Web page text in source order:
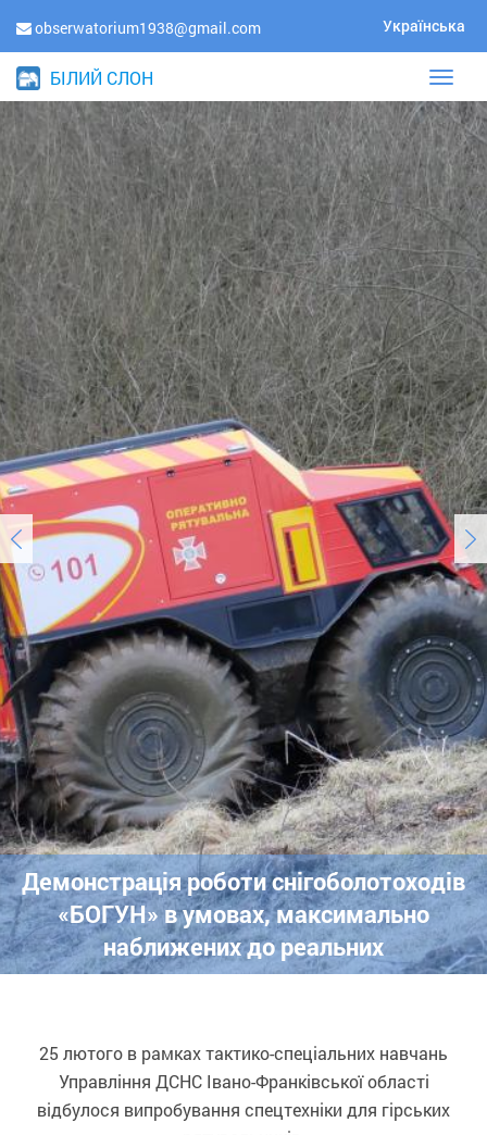
obserwatorium1938@gmail.com Українська
БІЛИЙ СЛОН
Демонстрація роботи снігоболотоходів
«БОГУН» в умовах, максимально
наближених до реальних
25 лютого в рамках тактико-спеціальних навчань
Управління ДСНС Івано-Франківської області
відбулося випробування спецтехніки для гірських